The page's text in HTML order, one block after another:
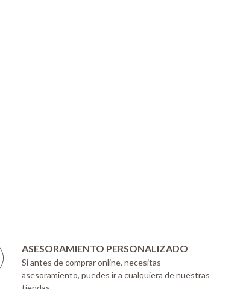
ASESORAMIENTO PERSONALIZADO
Si antes de comprar online, necesitas
asesoramiento, puedes ir a cualquiera de nuestras